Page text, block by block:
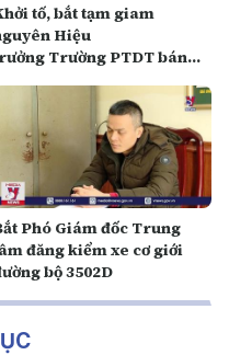
tố, bắt tạm giam
Hiệu
Trường PTDT bán
Phó Giám đốc Trung
đăng kiểm xe cơ giới
bộ 3502D